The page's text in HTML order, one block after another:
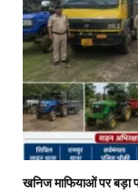
खनिज माफियाओं पर बड़ा